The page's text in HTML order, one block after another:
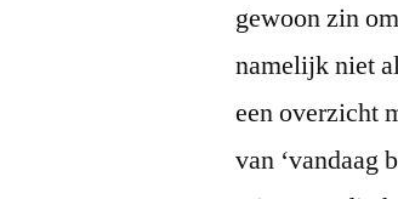
gewoon zin
namelijk niet
een overzicht
van ‘vandaag